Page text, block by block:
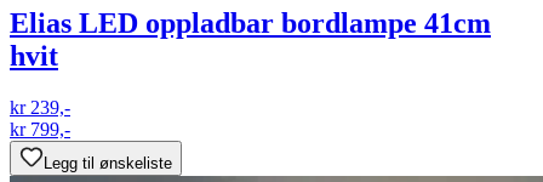
Elias LED oppladbar bordlampe 41cm
hvit
kr 239,-
kr 799,-
Legg til ønskeliste